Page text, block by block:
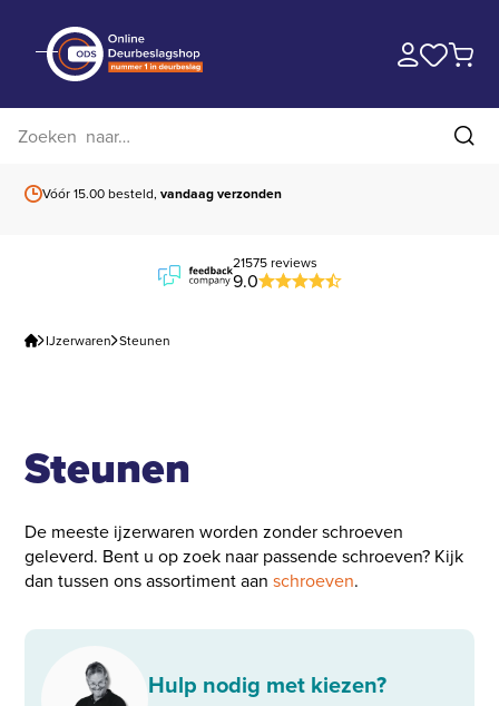
Vóór 15.00 besteld,vandaag verzonden
21575 reviews
9.0
IJzerwaren Steunen
Steunen
De meeste ijzerwaren worden zonder schroeven
geleverd. Bent u op zoek naar passende schroeven? Kijk
dan tussen ons assortiment aanschroeven.
Hulp nodig met kiezen?